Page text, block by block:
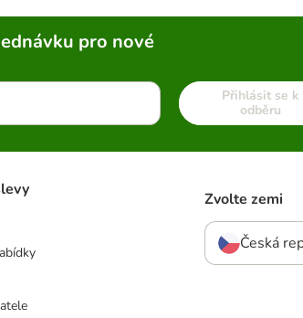
pro nové
Přihlásit se k
odběru
Zvolte zemi
Česká